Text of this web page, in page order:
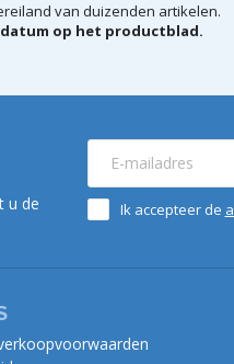
van duizenden artikelen.
op het productblad.
u de
Ik accepteer de